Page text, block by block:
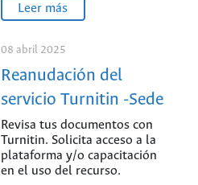
Leer más
08 abril 2025
Reanudación del
servicio Turnitin -Sede
Palmira
Revisa tus documentos con
Turnitin. Solicita acceso a la
plataforma y/o capacitación
en el uso del recurso.